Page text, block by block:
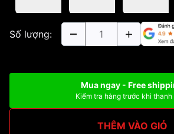
Số lượng:
Mua ngay - Free
Kiểm tra hàng trước khi thanh
THÊM VÀO GIỎ